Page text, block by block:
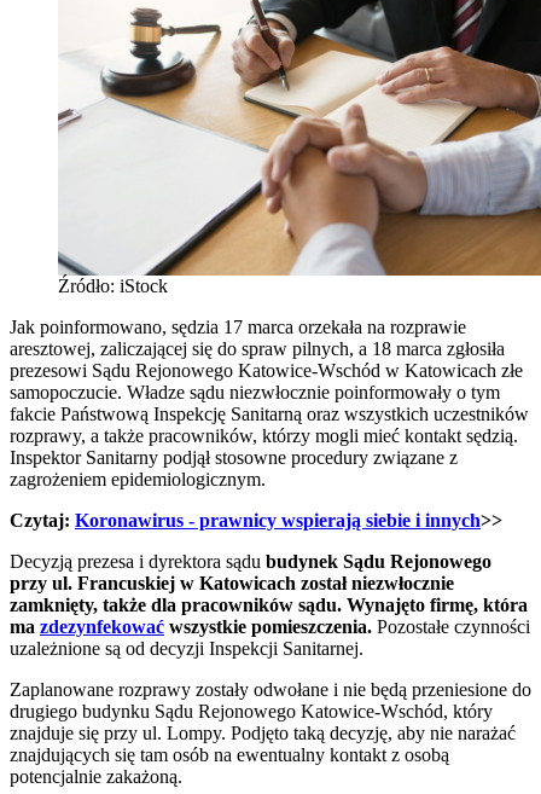
Źródło: iStock
Jak poinformowano, sędzia 17 marca orzekała na rozprawie
aresztowej, zaliczającej się do spraw pilnych, a 18 marca zgłosiła
prezesowi Sądu Rejonowego Katowice-Wschód w Katowicach złe
samopoczucie. Władze sądu niezwłocznie poinformowały o tym
fakcie Państwową Inspekcję Sanitarną oraz wszystkich uczestników
rozprawy, a także pracowników, którzy mogli mieć kontakt sędzią.
Inspektor Sanitarny podjął stosowne procedury związane z
zagrożeniem epidemiologicznym.
Czytaj: Koronawirus - prawnicy wspierają siebie i innych>>
Decyzją prezesa i dyrektora sądu budynek Sądu Rejonowego
przy ul. Francuskiej w Katowicach został niezwłocznie
zamknięty, także dla pracowników sądu. Wynajęto firmę, która
ma zdezynfekować wszystkie pomieszczenia. Pozostałe czynności
uzależnione są od decyzji Inspekcji Sanitarnej.
Zaplanowane rozprawy zostały odwołane i nie będą przeniesione do
drugiego budynku Sądu Rejonowego Katowice-Wschód, który
znajduje się przy ul. Lompy. Podjęto taką decyzję, aby nie narażać
znajdujących się tam osób na ewentualny kontakt z osobą
potencjalnie zakażoną.